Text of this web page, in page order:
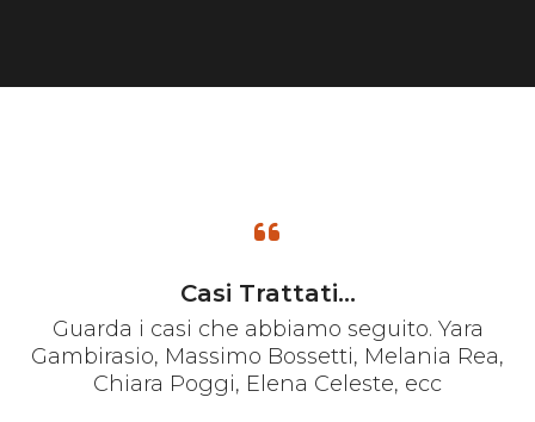
Casi Trattati...
Guarda i casi che abbiamo seguito. Yara
Gambirasio, Massimo Bossetti, Melania Rea,
Chiara Poggi, Elena Celeste, ecc